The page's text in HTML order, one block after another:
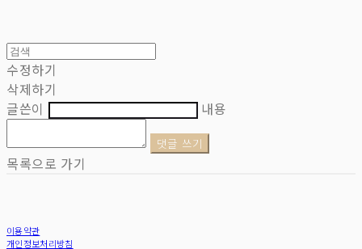
수정하기
삭제하기
글쓴이
내용
댓글 쓰기
목록으로 가기
이용약관
개인정보처리방침